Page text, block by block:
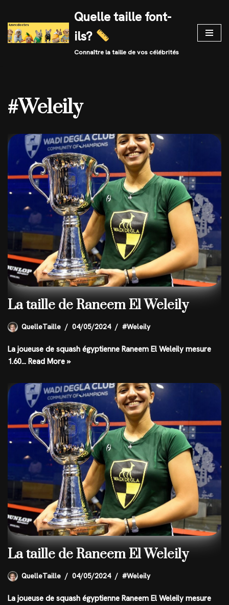
Skip
to
Quelle taille font-
ils?
Connaître la taille de vos célébrités
#Weleily
La taille de Raneem El Weleily
QuelleTaille 04/05/2024 #Weleily
La joueuse de squash égyptienne Raneem El Weleily mesure
1.60… Read More »
La taille de Raneem El Weleily
QuelleTaille 04/05/2024 #Weleily
La joueuse de squash égyptienne Raneem El Weleily mesure